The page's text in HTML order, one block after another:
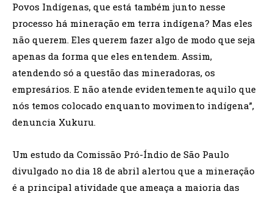
Povos Indígenas, que está também junto nesse
processo há mineração em terra indígena? Mas eles
não querem. Eles querem fazer algo de modo que seja
apenas da forma que eles entendem. Assim,
atendendo só a questão das mineradoras, os
empresários. E não atende evidentemente aquilo que
nós temos colocado enquanto movimento indígena”,
denuncia Xukuru.
Um estudo da Comissão Pró-Índio de São Paulo
divulgado no dia 18 de abril alertou que a mineração
é a principal atividade que ameaça a maioria das